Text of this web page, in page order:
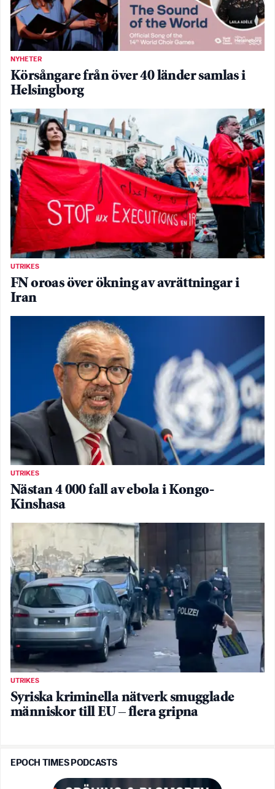
NYHETER
Körsångare från över 40 länder samlas i
Helsingborg
UTRIKES
FN oroas över ökning av avrättningar i
Iran
UTRIKES
Nästan 4 000 fall av ebola i Kongo-
Kinshasa
UTRIKES
Syriska kriminella nätverk smugglade
människor till EU – flera gripna
EPOCH TIMES PODCASTS